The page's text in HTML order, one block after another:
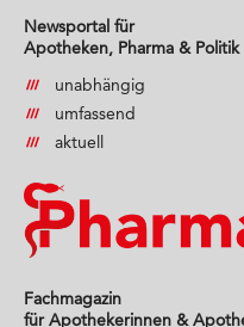
Newsportal für
Apotheken, Pharma & Politik
unabhängig
umfassend
aktuell
Fachmagazin
für Apothekerinnen &